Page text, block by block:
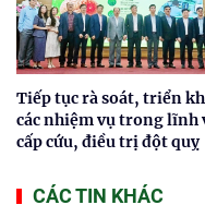
Tiếp tục rà soát, triển
các nhiệm vụ trong lĩnh
cấp cứu, điều trị đột quỵ
CÁC TIN KHÁC